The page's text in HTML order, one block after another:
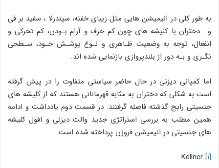
به طور کلی در انیمیشن هایی مثل زیبای خفته، سیندرلا ، سفید بر فی
و… دختران با کلیشه های چون کم حرف و آرام بـودن، کم تحرکی و
انفعال، توجه به وضعیت ظـاهری و نـوع پوشـش خـود، سـطحی
نگـری و بـه دور از بلندپروازی بازنمایی شده اند.
اما کمپانی دیزنی در حال حاضر سیاستی متفاوت را در پیش گرفته
است به شکلی که دختران به مثابه قهرمانانی هستند که از کلیشه های
جنسیتی رایج گذشته فاصله گرفتند. در قسمت دوم یادداشت و ادامه
همین مطلب به بررسی استراتژی جدید والت دیزنی و افول کلیشه
های جنسیتی در انیمیشن فروزن پرداخته شده است.
[۱]